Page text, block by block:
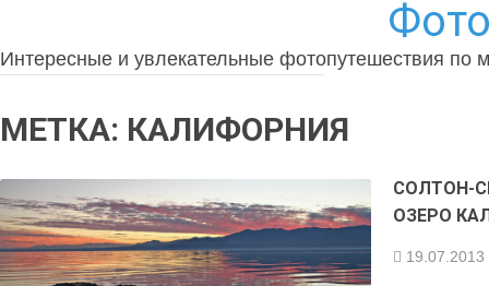
Интересные и увлекательные фотопутешествия по
МЕТКА: КАЛИФОРНИЯ
СОЛТОН-
ОЗЕРО
19.07.2013